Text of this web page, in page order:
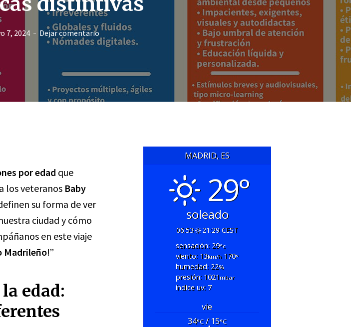
7, 2024 Dejar comentario
por edad que
los veteranos Baby
su forma de ver
ciudad y cómo
en este viaje
Madrileño!”
edad:
MADRID, ES
29°
soleado
06:53
21:29 CEST
sensación: 29°c
viento: 13km/h 170°
humedad: 22%
presión: 1021 mbar
índice uv: 7
vie
34°C/ 15°C